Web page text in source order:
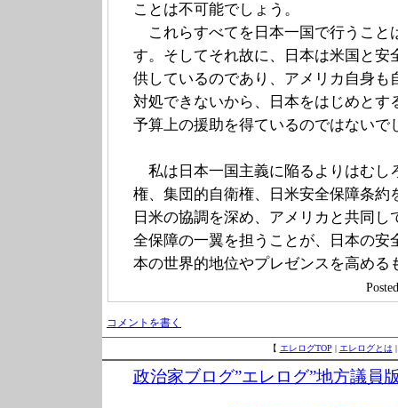
ことは不可能でしょう。
これらすべてを日本一国で行うこと
す。そしてそれ故に、日本は米国と安
供しているのであり、アメリカ自身も
対処できないから、日本をはじめとす
予算上の援助を得ているのではないで
私は日本一国主義に陥るよりはむし
権、集団的自衛権、日米安全保障条約
日米の協調を深め、アメリカと共同
全保障の一翼を担うことが、日本の安
本の世界的地位やプレゼンスを高める
コメントを書く
【 エレログTOP | エレログとは
政治家ブログ”エレログ”地方議員